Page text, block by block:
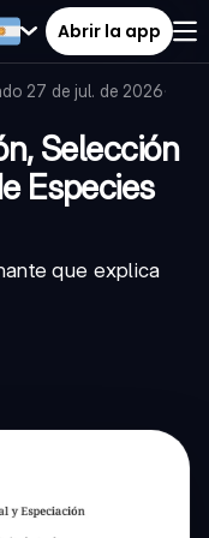
Abrir la app
27 de jul. de 2026·
Selección
Especies
que explica